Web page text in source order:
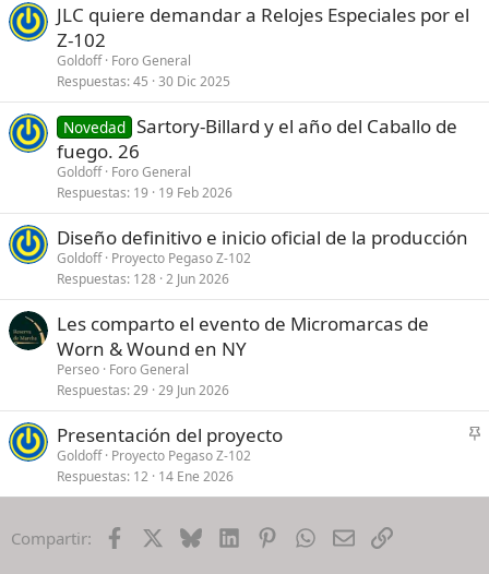
JLC quiere demandar a Relojes Especiales por el
Z-102
Goldoff Foro General
Respuestas 45 30 Dic 2025
Novedad Sartory-Billard y el año del Caballo de
fuego. 26
Goldoff Foro General
Respuestas 19 19 Feb 2026
Diseño definitivo e inicio oficial de la producción
Goldoff Proyecto Pegaso Z-102
Respuestas 128 2 Jun 2026
Les comparto el evento de Micromarcas de
Worn & Wound en NY
Perseo Foro General
Respuestas 29 29 Jun 2026
A
l
Presentación del proyecto
Goldoff Proyecto Pegaso Z-102
Respuestas 12 14 Ene 2026
Compartir: Facebook BlueskyLinkedInPinterestWhatsApp
EmailEnlace